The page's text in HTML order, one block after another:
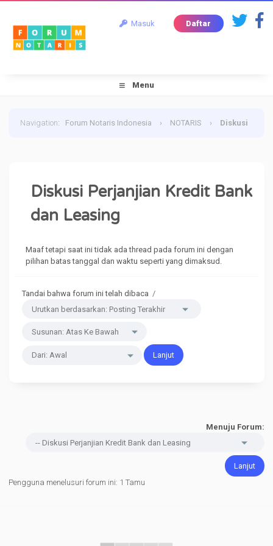
Masuk Daftar
Menu
Navigation: Forum Notaris Indonesia › NOTARIS › Diskusi
Diskusi Perjanjian Kredit Bank
dan Leasing
Maaf tetapi saat ini tidak ada thread pada forum ini dengan
pilihan batas tanggal dan waktu seperti yang dimaksud.
Tandai bahwa forum ini telah dibaca /
Menuju Forum:
Pengguna menelusuri forum ini: 1 Tamu